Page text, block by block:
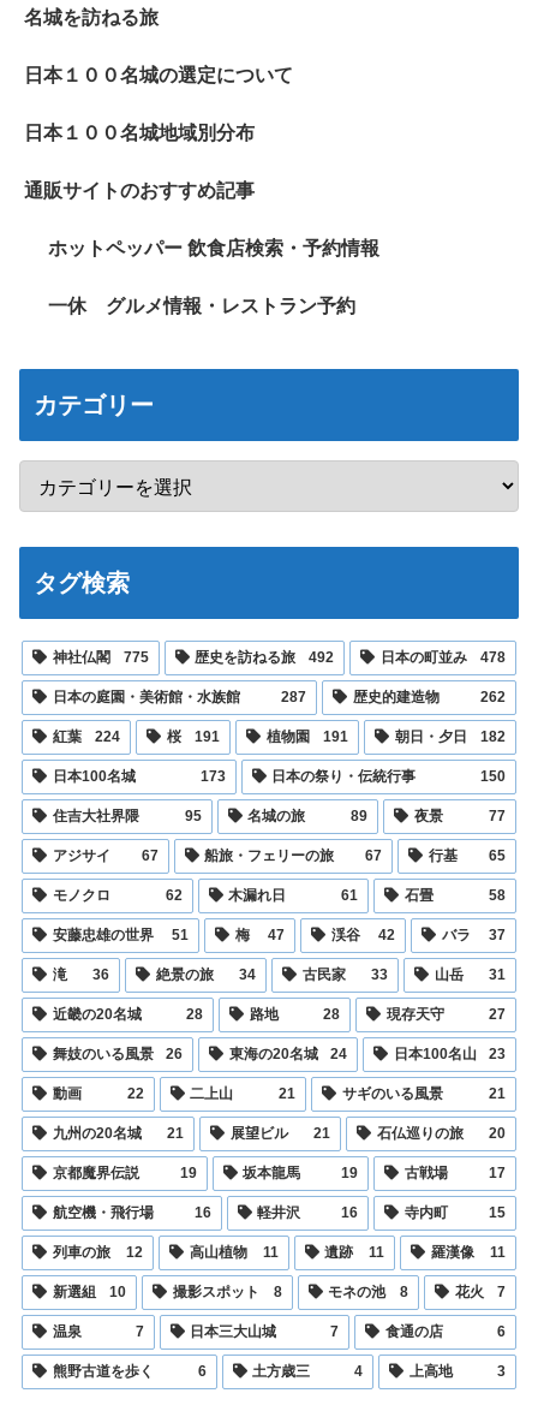
名城を訪ねる旅
日本１００名城の選定について
日本１００名城地域別分布
通販サイトのおすすめ記事
ホットペッパー 飲食店検索・予約情報
一休 グルメ情報・レストラン予約
カテゴリー
タグ検索
神社仏閣 775 歴史を訪ねる旅 492 日本の町並み 478
日本の庭園・美術館・水族館 287 歴史的建造物 262
紅葉 224 桜 191 植物園 191 朝日・夕日 182
日本100名城 173 日本の祭り・伝統行事 150
住吉大社界隈 95 名城の旅 89 夜景 77
アジサイ 67 船旅・フェリーの旅 67 行基 65
モノクロ 62 木漏れ日 61 石畳 58
安藤忠雄の世界 51 梅 47 渓谷 42 バラ 37
滝 36 絶景の旅 34 古民家 33 山岳 31
近畿の20名城 28 路地 28 現存天守 27
舞妓のいる風景 26 東海の20名城 24 日本100名山 23
動画 22 二上山 21 サギのいる風景 21
九州の20名城 21 展望ビル 21 石仏巡りの旅 20
京都魔界伝説 19 坂本龍馬 19 古戦場 17
航空機・飛行場 16 軽井沢 16 寺内町 15
列車の旅 12 高山植物 11 遺跡 11 羅漢像 11
新選組 10 撮影スポット 8 モネの池 8 花火 7
温泉 7 日本三大山城 7 食通の店 6
熊野古道を歩く 6 土方歳三 4 上高地 3